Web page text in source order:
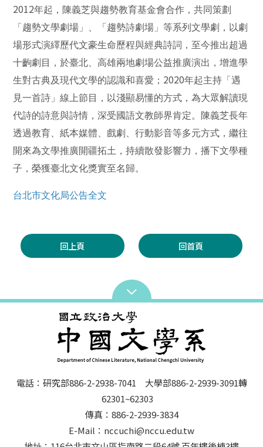
2012年起，陳義芝與趨勢教育基金會合作，共同策劃
「趨勢文學劇場」、「趨勢詩劇場」等系列文學劇，以劇
場形式演繹歷代文豪生命歷程與經典詩詞，至今推出超過
十齣劇目，於臺北、高雄兩地劇場公益推廣演出，增進學
生對古典及現代文學的認識和喜愛； 2020年起主持「遇
見一首詩」線上節目，以淺顯易懂的方式，為大眾解讀現
代詩的詩意與詩情，深受國語文教師界肯定。陳義芝長年
透過教育、紙本媒體、戲劇、行動影音等多元方式，繼往
開來為文學推廣開疆拓土，持續散發影響力，播下文學種
子，榮獲臺北文化獎實至名歸。
台北市文化局公告全文
回上頁 回首頁
電話：研究部886-2-2938-7041 大學部886-2-2939-3091轉
62301~62303
傳真：886-2-2939-3834
E-Mail：nccuchi@nccu.edu.tw